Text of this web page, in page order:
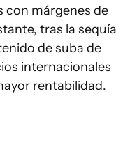
con márgenes de
tras la sequía
de suba de
internacionales
rentabilidad.